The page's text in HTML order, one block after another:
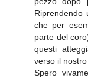
Riprendendo
che per
parte del
questi
verso il
Spero